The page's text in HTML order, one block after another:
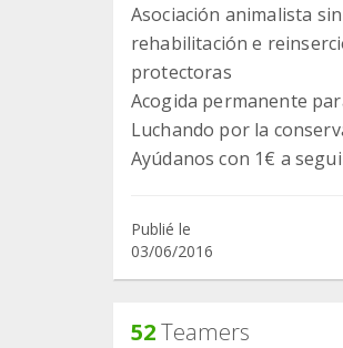
Asociación animalista
rehabilitación e
protectoras
Acogida permanente
Luchando por la
Ayúdanos con 1€ a
Publié le
03/06/2016
52Teamers